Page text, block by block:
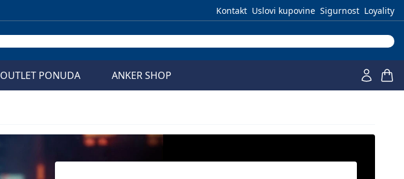
Kontakt Uslovi kupovine Sigurnost Loyality
OUTLET PONUDA ANKER SHOP